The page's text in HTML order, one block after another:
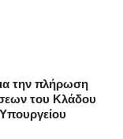
την πλήρωση
του Κλάδου